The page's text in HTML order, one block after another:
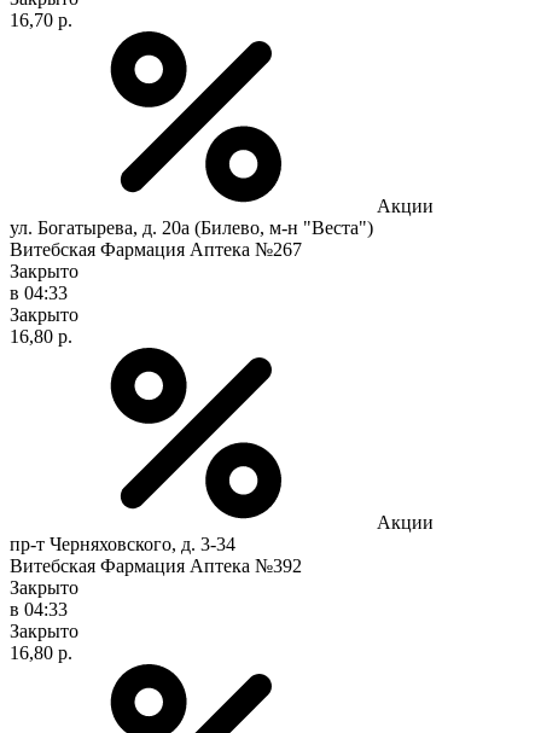
16,70 р.
Акции
ул. Богатырева, д. 20а (Билево, м-н "Веста")
Витебская Фармация Аптека №267
Закрыто
в 04:33
Закрыто
16,80 р.
Акции
пр-т Черняховского, д. 3-34
Витебская Фармация Аптека №392
Закрыто
в 04:33
Закрыто
16,80 р.